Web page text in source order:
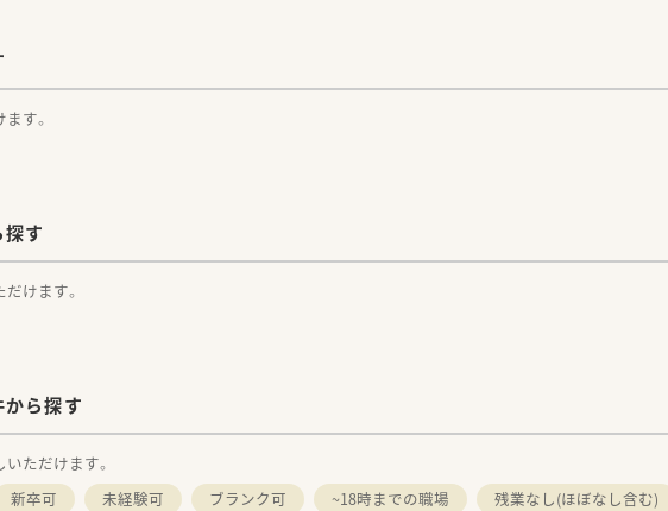
す。
す
けます。
ら探す
ただけます。
新卒可 未経験可 ブランク可 ~18時までの職場 残業なし(ほぼなし含む)